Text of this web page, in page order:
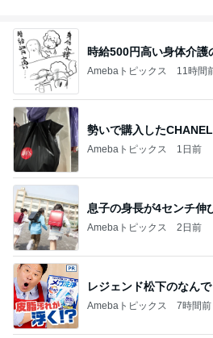
時給500円高い身体介護
Amebaトピックス 11時間
勢いで購入した
Amebaトピックス 1日前
息子の身長が4センチ伸
Amebaトピックス 2日前
レジェンド松下のなんで
Amebaトピックス 7時間前